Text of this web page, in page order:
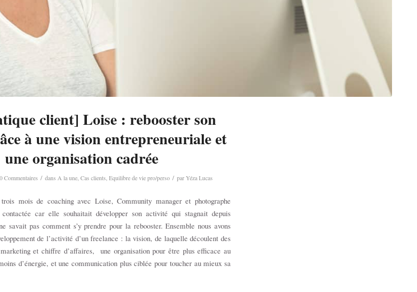
client] Loise : rebooster son
à une vision entrepreneuriale et
une organisation cadrée
0 Commentaires / dans A la une, Cas clients Equilibre de vie pro/perso / parYéza Lucas
mois de coaching avec Loise, Community manager et photographe
car elle souhaitait développer son activité qui stagnait depuis
savait pas comment s’y prendre pour la rebooster. Ensemble nous avons
de l’activité d’un freelance : la vision, de laquelle découlent des
et chiffre d’affaires, une organisation pour être plus efficace au
d’énergie, et une communication plus ciblée pour toucher au mieux sa